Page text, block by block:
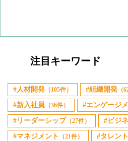
注目キーワード
人材開発 （105件） 組織開発 （
新入社員 （36件） エンゲージ
リーダーシップ （27件） ビジ
マネジメント （21件） タレン